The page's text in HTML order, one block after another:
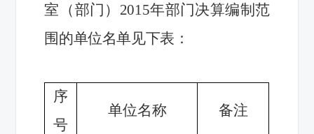
室 （部门）2015年部门决算编制范
围的单位名单见下表：
序
号
单位名称 备注